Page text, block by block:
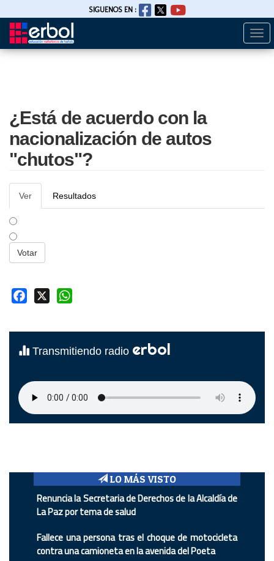
Pasar
SIGUENOS EN :
¿Está de acuerdo con la
nacionalización de autos
"chutos"?
Solapas
principales
Ver (solapa
activa)
Resultados
Opciones
Votar
Facebook
Transmitiendo radio erbol
LO MÁS VISTO
Renuncia la Secretaria de Derechos de la Alcaldía de
La Paz por tema de salud
Fallece una persona tras el choque de motocicleta
contra una camioneta en la avenida del Poeta